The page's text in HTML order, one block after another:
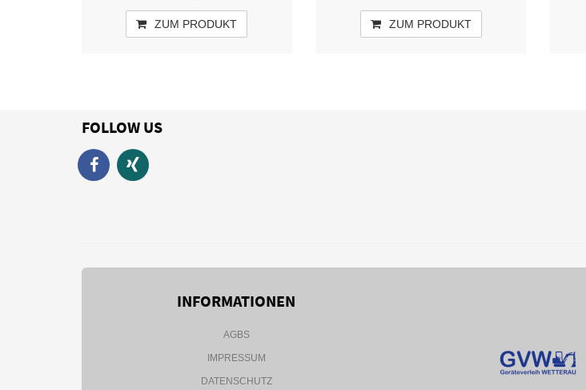
ZUM PRODUKT ZUM PRODUKT
FOLLOW US
INFORMATIONEN
AGBS
IMPRESSUM
DATENSCHUTZ